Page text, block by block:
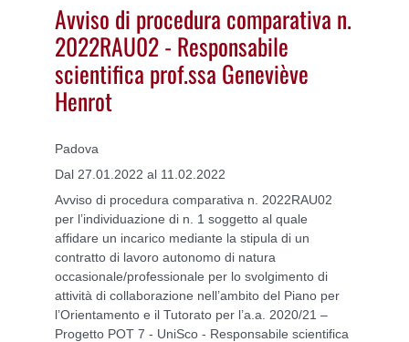
Avviso di procedura comparativa n.
2022RAU02 - Responsabile
scientifica prof.ssa Geneviève
Henrot
Padova
Dal 27.01.2022 al 11.02.2022
Avviso di procedura comparativa n. 2022RAU02
per l’individuazione di n. 1 soggetto al quale
affidare un incarico mediante la stipula di un
contratto di lavoro autonomo di natura
occasionale/professionale per lo svolgimento di
attività di collaborazione nell’ambito del Piano per
l’Orientamento e il Tutorato per l’a.a. 2020/21 –
Progetto POT 7 - UniSco - Responsabile scientifica